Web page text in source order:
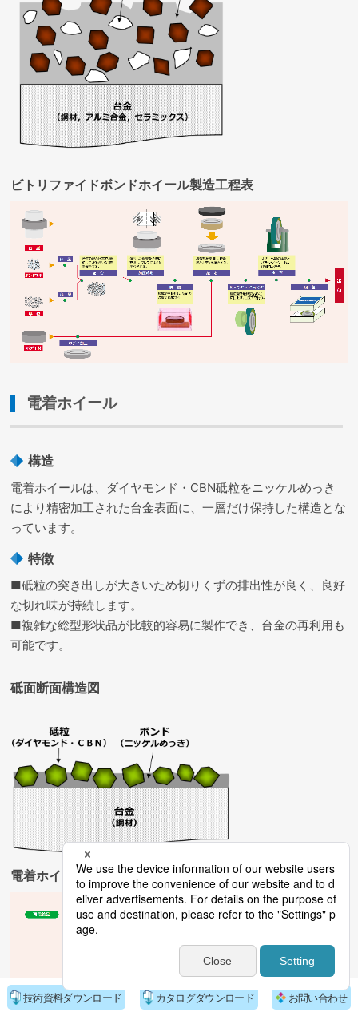
ビトリファイドボンドホイール製造工程表
電着ホイール
構造
電着ホイールは、ダイヤモンド・CBN砥粒をニッケルめっき
により精密加工された台金表面に、一層だけ保持した構造とな
っています。
特徴
■砥粒の突き出しが大きいため切りくずの排出性が良く、良好
な切れ味が持続します。
■複雑な総型形状品が比較的容易に製作でき、台金の再利用も
可能です。
砥面断面構造図
電着ホイール製造工程表
技術資料ダウンロード カタログダウンロード お問い合わせ